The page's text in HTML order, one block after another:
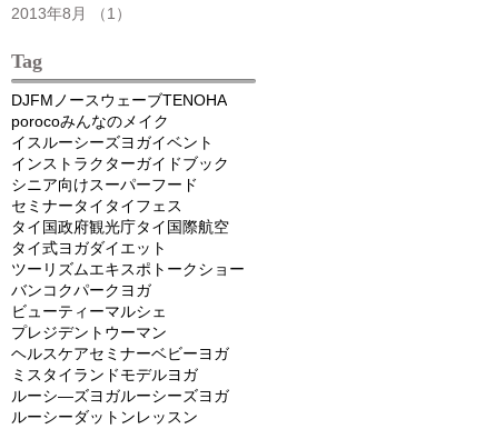
2013年8月
（1）
Tag
DJFMノースウェーブTENOHA
porocoみんなのメイク
イスルーシーズヨガイベント
インストラクターガイドブック
シニア向けスーパーフード
セミナータイ タイフェス
タイ国政府観光庁タイ国際航空
タイ式ヨガダイエット
ツーリズムエキスポ トークショー
バンコクパークヨガ
ビューティーマルシェ
プレジデントウーマン
ヘルスケアセミナーベビーヨガ
ミスタイランドモデルヨガ
ルーシ―ズヨガルーシーズヨガ
ルーシーダットンレッスン